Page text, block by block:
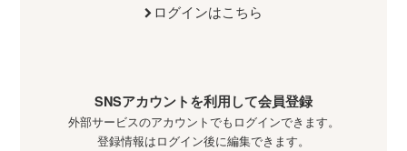
ログインはこちら
SNSアカウントを利用して会員登録
外部サービスのアカウントでもログインできます。
登録情報はログイン後に編集できます。